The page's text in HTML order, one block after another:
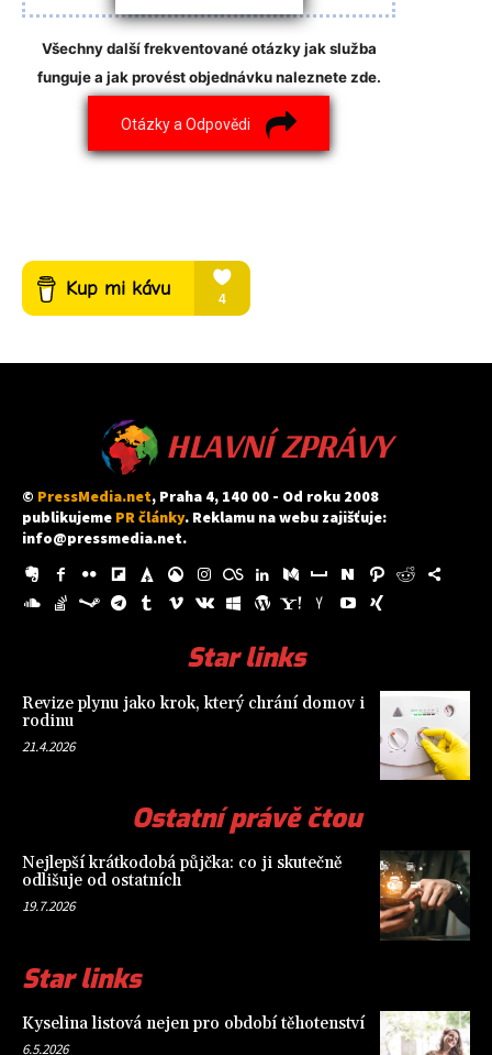
Všechny další frekventované otázky jak služba
funguje a jak provést objednávku naleznete zde.
Otázky a Odpovědi
HLAVNÍ ZPRÁVY
© PressMedia.net, Praha 4, 140 00 - Od roku 2008
publikujeme PR články. Reklamu na webu zajišťuje:
info@pressmedia.net.
Star links
Revize plynu jako krok, který chrání domov i
rodinu
21.4.2026
Ostatní právě čtou
Nejlepší krátkodobá půjčka: co ji skutečně
odlišuje od ostatních
19.7.2026
Star links
Kyselina listová nejen pro období těhotenství
6.5.2026